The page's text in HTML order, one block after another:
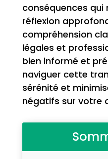
conséquences qui
réflexion
compréhension
légales et
bien informé et
naviguer cette
sérénité et
négatifs sur votre